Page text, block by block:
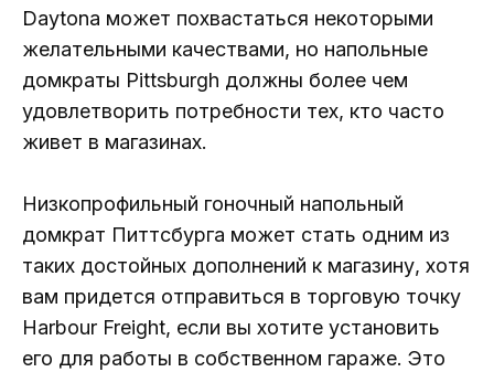
Daytona может похвастаться некоторыми
желательными качествами, но напольные
домкраты Pittsburgh должны более чем
удовлетворить потребности тех, кто часто
живет в магазинах.
Низкопрофильный гоночный напольный
домкрат Питтсбурга может стать одним из
таких достойных дополнений к магазину, хотя
вам придется отправиться в торговую точку
Harbour Freight, если вы хотите установить
его для работы в собственном гараже. Это